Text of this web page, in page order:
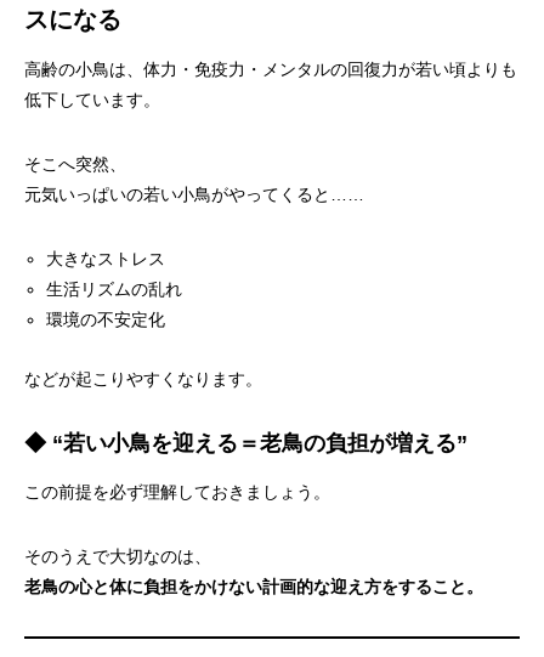
スになる
高齢の小鳥は、体力・免疫力・メンタルの回復力が若い頃よりも
低下しています。
そこへ突然、
元気いっぱいの若い小鳥がやってくると……
大きなストレス
生活リズムの乱れ
環境の不安定化
などが起こりやすくなります。
◆ “若い小鳥を迎える＝老鳥の負担が増える”
この前提を必ず理解しておきましょう。
そのうえで大切なのは、
老鳥の心と体に負担をかけない計画的な迎え方をすること。